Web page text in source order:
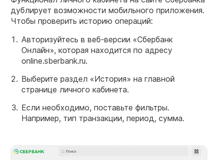
дублирует возможности мобильного приложения.
Чтобы проверить историю операций:
Авторизуйтесь в веб-версии «Сбербанк
Онлайн», которая находится по адресу
online.sberbank.ru.
Выберите раздел «История» на главной
странице личного кабинета.
Если необходимо, поставьте фильтры.
Например, тип транзакции, период, сумма.